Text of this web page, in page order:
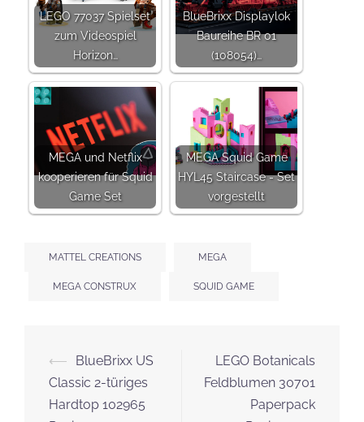
LEGO 77037 Spielset
zum Videospiel
Horizon…
BlueBrixx Displaylok
Baureihe BR 01
(108054)…
MEGA und Netflix
kooperieren für Squid
Game Set
MEGA Squid Game
HYL45 Staircase - Set
vorgestellt
MATTEL CREATIONS MEGA
MEGA CONSTRUX SQUID GAME
Beitrags-
Navigation
⟵
BlueBrixx US
Classic 2-türiges
Hardtop 102965
LEGO Botanicals
Feldblumen 30701
Paperpack